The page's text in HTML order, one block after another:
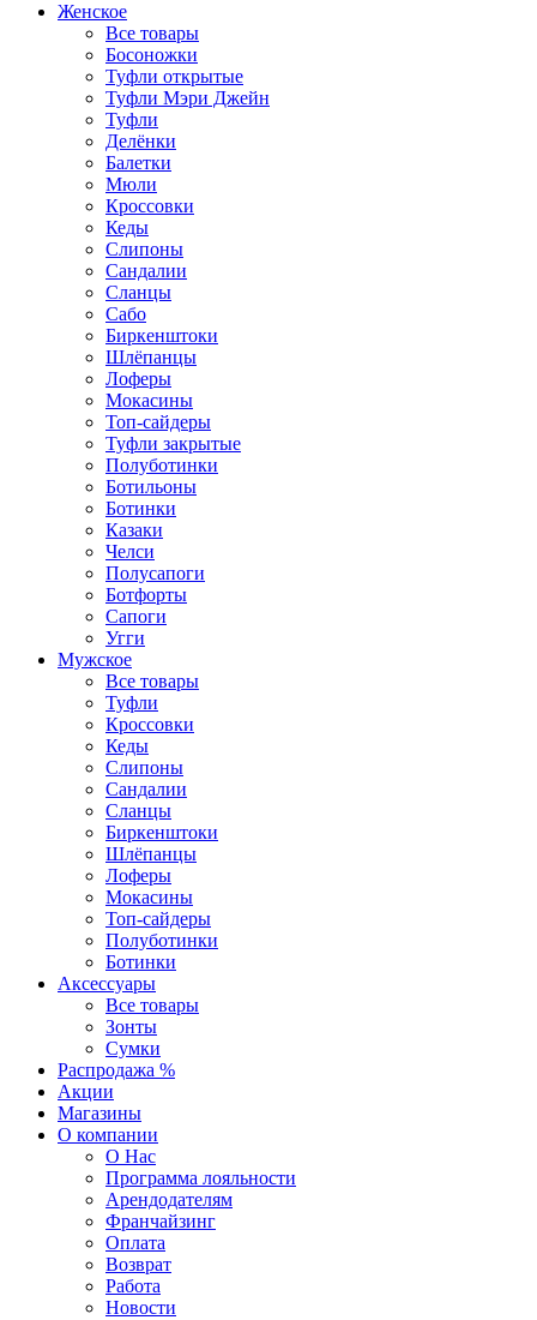
Женское
Все товары
Босоножки
Туфли открытые
Туфли Мэри Джейн
Туфли
Делёнки
Балетки
Мюли
Кроссовки
Кеды
Слипоны
Сандалии
Сланцы
Сабо
Биркенштоки
Шлёпанцы
Лоферы
Мокасины
Топ-сайдеры
Туфли закрытые
Полуботинки
Ботильоны
Ботинки
Казаки
Челси
Полусапоги
Ботфорты
Сапоги
Угги
Мужское
Все товары
Туфли
Кроссовки
Кеды
Слипоны
Сандалии
Сланцы
Биркенштоки
Шлёпанцы
Лоферы
Мокасины
Топ-сайдеры
Полуботинки
Ботинки
Аксессуары
Все товары
Зонты
Сумки
Распродажа %
Акции
Магазины
О компании
О Нас
Программа лояльности
Арендодателям
Франчайзинг
Оплата
Возврат
Работа
Новости